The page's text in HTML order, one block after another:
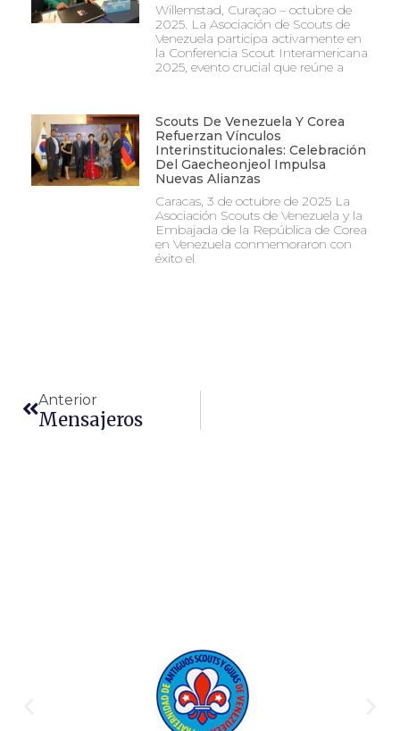
Willemstad, Curaçao – octubre de
2025. La Asociación de Scouts de
Venezuela participa activamente en
la Conferencia Scout Interamericana
2025, evento crucial que reúne a
Scouts De Venezuela Y Corea
Refuerzan Vínculos
Interinstitucionales: Celebración
Del Gaecheonjeol Impulsa
Nuevas Alianzas
Caracas, 3 de octubre de 2025 La
Asociación Scouts de Venezuela y la
Embajada de la República de Corea
en Venezuela conmemoraron con
éxito el
Anterior
Mensajeros